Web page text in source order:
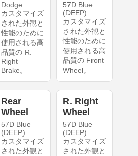
Dodge
カスタマイズ
された外観と
性能のために
使用される高
品質の R.
Right
Brake。
57D Blue
(DEEP)
カスタマイズ
された外観と
性能のために
使用される高
品質の Front
Wheel。
Rear
Wheel
57D Blue
(DEEP)
カスタマイズ
された外観と
R. Right
Wheel
57D Blue
(DEEP)
カスタマイズ
された外観と